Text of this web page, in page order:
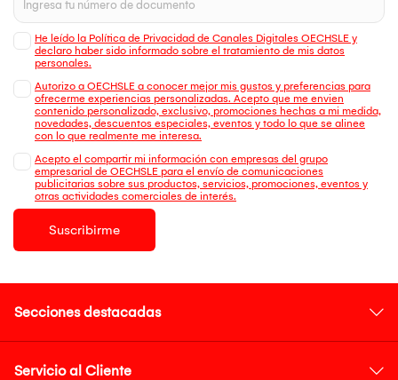
He leído la Política de Privacidad de Canales Digitales OECHSLE y
declaro haber sido informado sobre el tratamiento de mis datos
personales.
Autorizo a OECHSLE a conocer mejor mis gustos y preferencias para
ofrecerme experiencias personalizadas. Acepto que me envien
contenido personalizado, exclusivo, promociones hechas a mi medida,
novedades, descuentos especiales, eventos y todo lo que se alinee
con lo que realmente me interesa.
Acepto el compartir mi información con empresas del grupo
empresarial de OECHSLE para el envío de comunicaciones
publicitarias sobre sus productos, servicios, promociones, eventos y
otras actividades comerciales de interés.
Suscribirme
Secciones destacadas
Servicio al Cliente